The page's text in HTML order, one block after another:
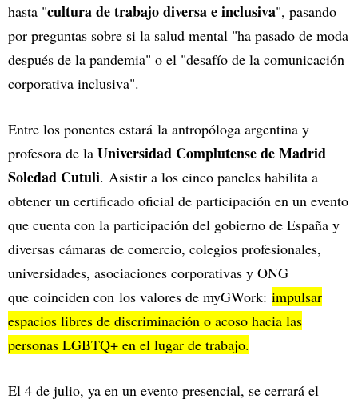
hasta "cultura de trabajo diversa e inclusiva", pasando
por preguntas sobre si la salud mental "ha pasado de moda
después de la pandemia" o el "desafío de la comunicación
corporativa inclusiva".
Entre los ponentes estará la antropóloga argentina y
profesora de la Universidad Complutense de Madrid
Soledad Cutuli. Asistir a los cinco paneles habilita a
obtener un certificado oficial de participación en un evento
que cuenta con la participación del gobierno de España y
diversas cámaras de comercio, colegios profesionales,
universidades, asociaciones corporativas y ONG
que coinciden con los valores de myGWork: impulsar
espacios libres de discriminación o acoso hacia las
personas LGBTQ+ en el lugar de trabajo.
El 4 de julio, ya en un evento presencial, se cerrará el